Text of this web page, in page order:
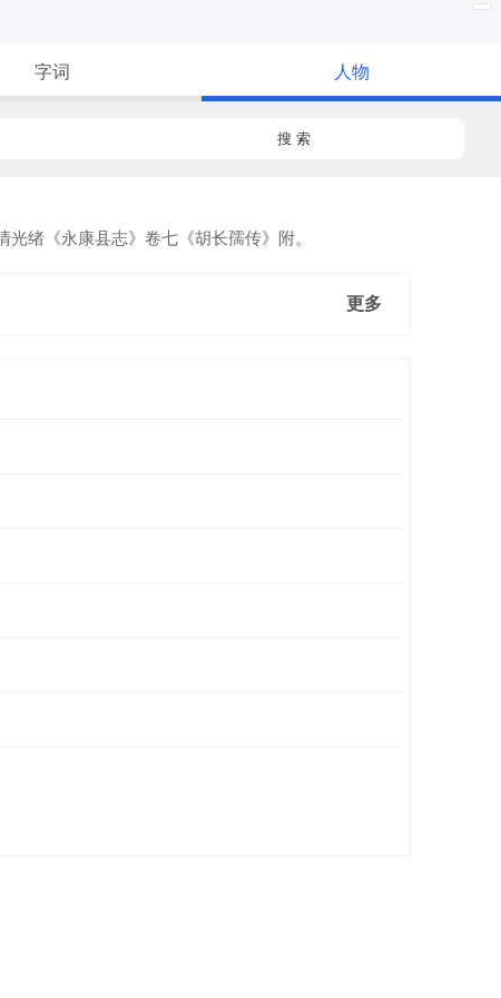
字词 人物
搜 索
绪《永康县志》卷七《胡长孺传》附。
更多